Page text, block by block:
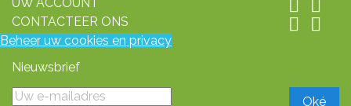
 
CONTACTEER ONS  
Beheer uw cookies en privacy
Nieuwsbrief